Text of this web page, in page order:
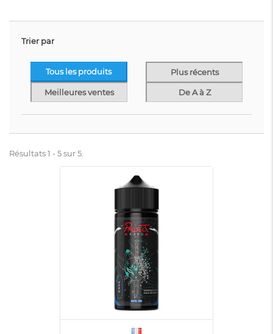
Trier par
Tous les produits Plus récents
Meilleures ventes De A à Z
Résultats 1 - 5 sur 5.